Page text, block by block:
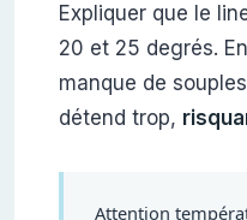
Expliquer que le
20 et 25 degrés.
manque de
détend trop,
Attention